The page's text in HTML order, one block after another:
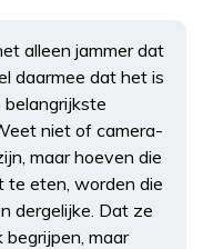
alleen jammer dat
daarmee dat het is
niet of camera-
maar hoeven die
te eten, worden die
dergelijke. Dat ze
begrijpen, maar